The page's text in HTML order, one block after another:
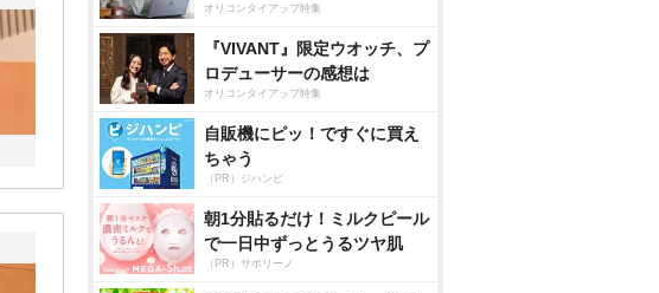
オリコンタイアップ特集
『VIVANT』限定ウオッチ、プ
ロデューサーの感想は
オリコンタイアップ特集
自販機にピッ！ですぐに買え
ちゃう
（PR）ジハンピ
朝1分貼るだけ！ミルクピール
で一日中ずっとうるツヤ肌
（PR）サボリーノ